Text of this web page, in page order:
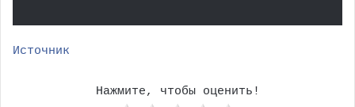
Источник
Нажмите, чтобы оценить!